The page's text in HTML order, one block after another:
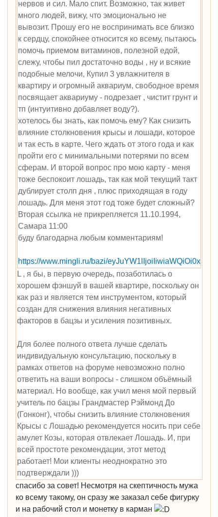
нервов и сил. Мало спит. Возможно, так живет
много людей, вижу, что эмоционально не
вывозит. Прошу его не воспринимать все близко
к сердцу, спокойнее относится ко всему, пытаюсь
помочь приемом витаминов, полезной едой,
слежу, чтобы пил достаточно воды , ну и всякие
подобные мелочи, Купил 3 увлажнителя в
квартиру и огромный аквариум, свободное время
посвящает аквариуму - подрезает , чистит грунт и
тп (интуитивно добавляет воду?).
хотелось бы знать, как помочь ему? Как снизить
влияние столкновения крысы и лошади, которое
и так есть в карте. Чего ждать от этого года и как
пройти его с минимальными потерями по всем
сферам. И второй вопрос про мою карту - меня
тоже беспокоит лошадь, так как мой текущий такт
дублирует столп дня , плюс приходящая в году
лошадь. Для меня этот год тоже будет сложный?
Вторая ссылка не прикрепляется 11.10.1994,
Самара 11:00
буду благодарна любым комментариям!
https://www.mingli.ru/bazi/
L , я бы, в первую очередь, позаботилась о
хорошем фэншуй в вашей квартире, поскольку он
как раз и является тем инструментом, который
создан для снижения влияния негативных
факторов в бацзы и усиления позитивных.
Для более полного ответа лучше сделать
индивидуальную консультацию, поскольку в
рамках ответов на форуме невозможно полно
ответить на ваши вопросы - слишком объёмный
материал. Но вообще, как учил меня мой первый
учитель по бацзы Грандмастер Рэймонд До
(Гонконг), чтобы снизить влияние столкновения
Крысы с Лошадью рекомендуется носить при себе
амулет Козы, которая отвлекает Лошадь. И, при
всей простоте рекомендации, этот метод
работает! Мои клиенты неоднократно это
подтверждали )))
спасибо за совет! Несмотря на скептичность мужа
ко всему такому, он сразу же заказал себе фигурку
и на рабочий стол и монетку в карман